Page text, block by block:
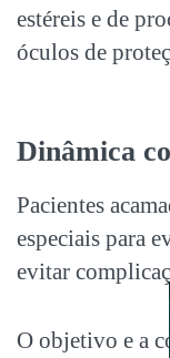
estéreis e de
óculos de
Dinâmica
Pacientes
especiais para
evitar
O objetivo e a